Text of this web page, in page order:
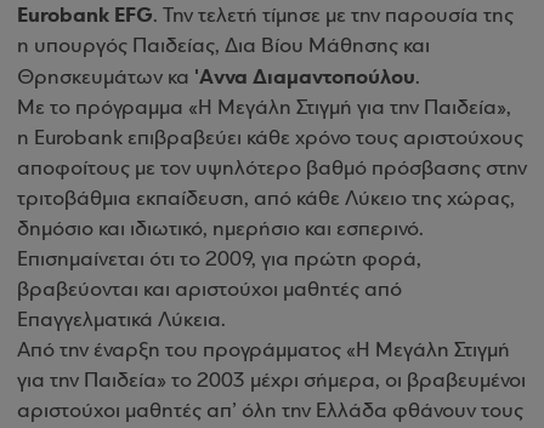
Eurobank EFG. Την τελετή τίμησε με την παρουσία της
η υπουργός Παιδείας, Δια Βίου Μάθησης και
Θρησκευμάτων κα 'Aννα Διαμαντοπούλου.
Με το πρόγραμμα «Η Μεγάλη Στιγμή για την Παιδεία»,
η Eurobank επιβραβεύει κάθε χρόνο τους αριστούχους
αποφοίτους με τον υψηλότερο βαθμό πρόσβασης στην
τριτοβάθμια εκπαίδευση, από κάθε Λύκειο της χώρας,
δημόσιο και ιδιωτικό, ημερήσιο και εσπερινό.
Επισημαίνεται ότι το 2009, για πρώτη φορά,
βραβεύονται και αριστούχοι μαθητές από
Επαγγελματικά Λύκεια.
Από την έναρξη του προγράμματος «Η Μεγάλη Στιγμή
για την Παιδεία» το 2003 μέχρι σήμερα, οι βραβευμένοι
αριστούχοι μαθητές απ’ όλη την Ελλάδα φθάνουν τους